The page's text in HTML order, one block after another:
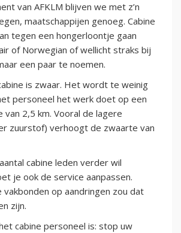
van AFKLM blijven we met z’n
maatschappijen genoeg. Cabine
tegen een hongerloontje gaan
of Norwegian of wellicht straks bij
een paar te noemen.
is zwaar. Het wordt te weinig
personeel het werk doet op een
van 2,5 km. Vooral de lagere
zuurstof) verhoogt de zwaarte van
cabine leden verder wil
je ook de service aanpassen.
vakbonden op aandringen zou dat
zijn.
cabine personeel is: stop uw